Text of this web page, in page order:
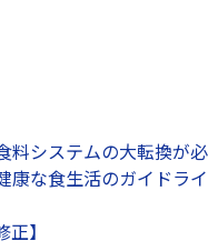
料システムの大転換が必
な食生活のガイドライ
】